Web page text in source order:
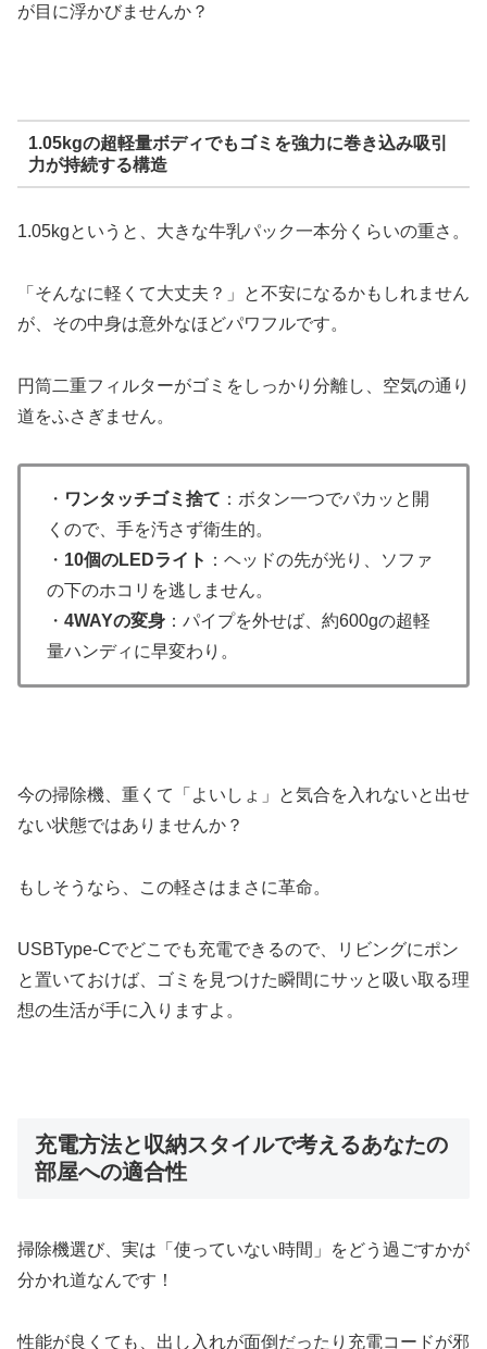
が目に浮かびませんか？
1.05kgの超軽量ボディでもゴミを強力に巻き込み吸引
力が持続する構造
1.05kgというと、大きな牛乳パック一本分くらいの重さ。
「そんなに軽くて大丈夫？」と不安になるかもしれません
が、その中身は意外なほどパワフルです。
円筒二重フィルターがゴミをしっかり分離し、空気の通り
道をふさぎません。
・ ワンタッチゴミ捨て ：ボタン一つでパカッと開
くので、手を汚さず衛生的。
・ 10個のLEDライト ：ヘッドの先が光り、ソファ
の下のホコリを逃しません。
・ 4WAYの変身 ：パイプを外せば、約600gの超軽
量ハンディに早変わり。
今の掃除機、重くて「よいしょ」と気合を入れないと出せ
ない状態ではありませんか？
もしそうなら、この軽さはまさに革命。
USBType-Cでどこでも充電できるので、リビングにポン
と置いておけば、ゴミを見つけた瞬間にサッと吸い取る理
想の生活が手に入りますよ。
充電方法と収納スタイルで考えるあなたの
部屋への適合性
掃除機選び、実は「使っていない時間」をどう過ごすかが
分かれ道なんです！
性能が良くても、出し入れが面倒だったり充電コードが邪